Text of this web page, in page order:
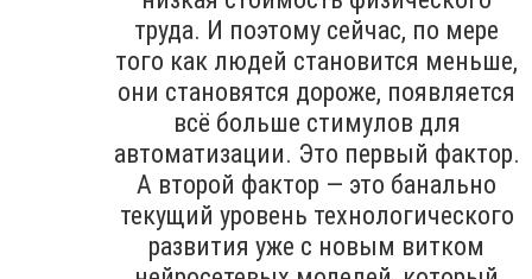
труда. И поэтому сейчас, по мере
того как людей становится меньше,
они становятся дороже, появляется
всё больше стимулов для
автоматизации. Это первый фактор.
А второй фактор — это банально
текущий уровень технологического
развития уже с новым витком